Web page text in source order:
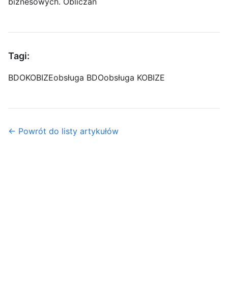
Tagi:
BDOKOBIZEobsługa BDOobsługa KOBIZE
← Powrót do listy artykułów